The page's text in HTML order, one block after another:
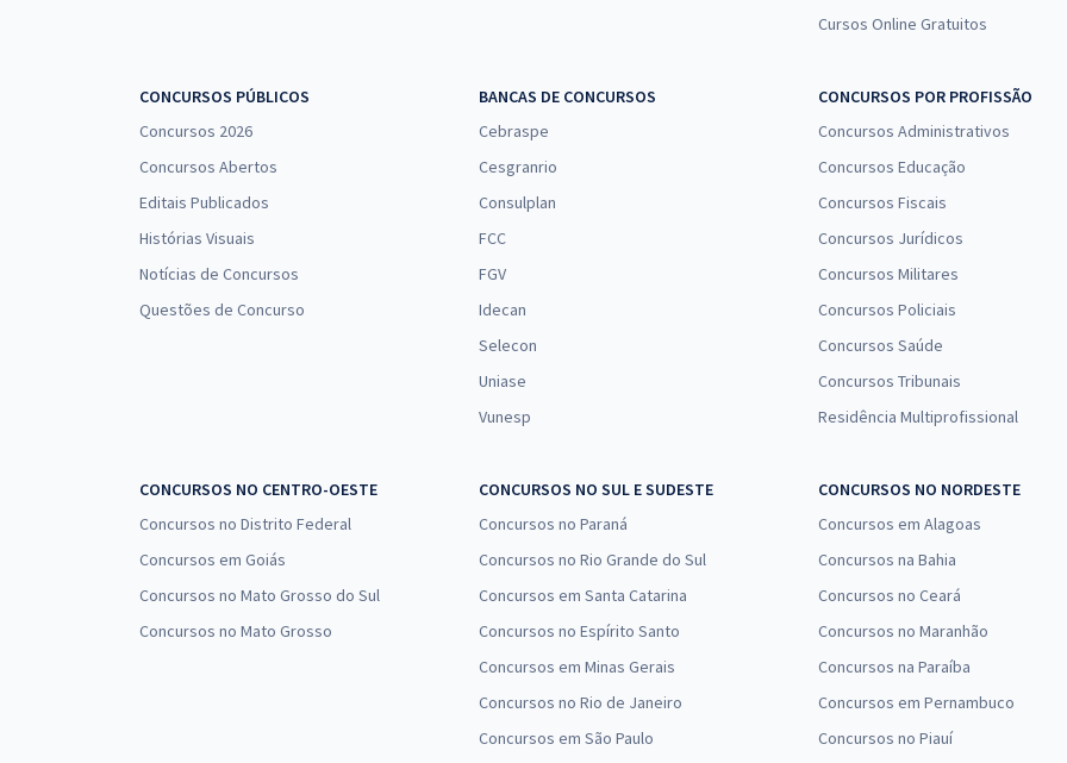
Cursos Online Gratuitos
CONCURSOS PÚBLICOS
Concursos 2026
Concursos Abertos
Editais Publicados
Histórias Visuais
Notícias de Concursos
Questões de Concurso
BANCAS DE CONCURSOS
Cebraspe
Cesgranrio
Consulplan
FCC
FGV
Idecan
Selecon
Uniase
Vunesp
CONCURSOS POR PROFISSÃO
Concursos Administrativos
Concursos Educação
Concursos Fiscais
Concursos Jurídicos
Concursos Militares
Concursos Policiais
Concursos Saúde
Concursos Tribunais
Residência Multiprofissional
CONCURSOS NO CENTRO-OESTE
Concursos no Distrito Federal
Concursos em Goiás
Concursos no Mato Grosso do Sul
Concursos no Mato Grosso
CONCURSOS NO SUL E SUDESTE
Concursos no Paraná
Concursos no Rio Grande do Sul
Concursos em Santa Catarina
Concursos no Espírito Santo
Concursos em Minas Gerais
Concursos no Rio de Janeiro
Concursos em São Paulo
CONCURSOS NO NORDESTE
Concursos em Alagoas
Concursos na Bahia
Concursos no Ceará
Concursos no Maranhão
Concursos na Paraíba
Concursos em Pernambuco
Concursos no Piauí